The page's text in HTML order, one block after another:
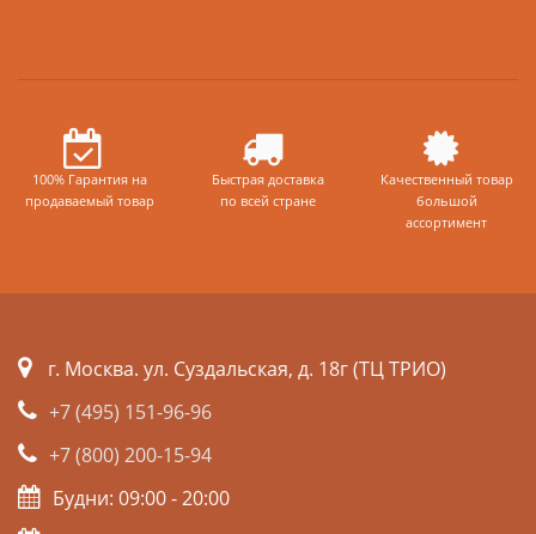
100% Гарантия на
продаваемый товар
Быстрая доставка
по всей стране
Качественный товар
большой
ассортимент
г. Москва. ул. Суздальская, д. 18г (ТЦ ТРИО)
+7 (495) 151-96-96
+7 (800) 200-15-94
Будни: 09:00 - 20:00